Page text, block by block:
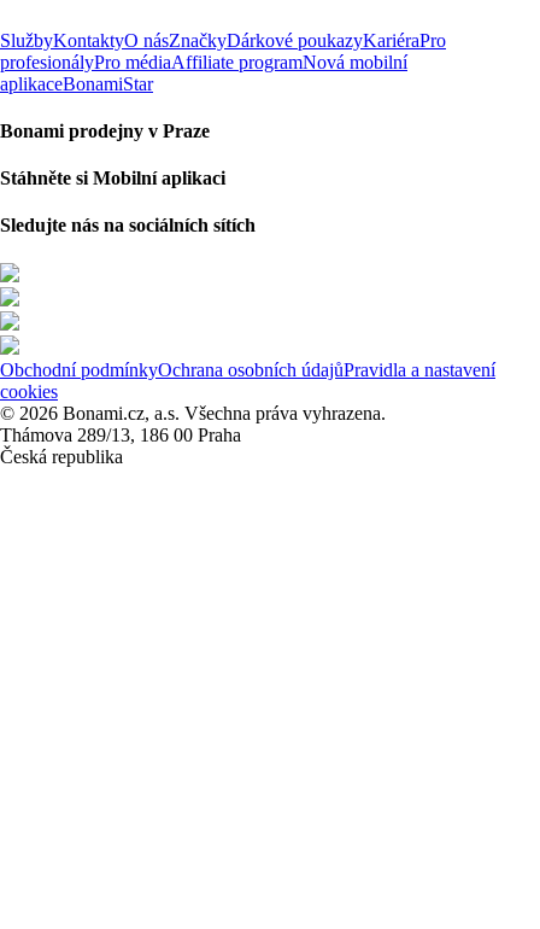
SlužbyKontaktyO násZnačkyDárkové poukazyKariéraPro
profesionályPro médiaAffiliate programNová mobilní
aplikaceBonamiStar
Bonami prodejny v Praze
Stáhněte si Mobilní aplikaci
Sledujte nás na sociálních sítích
Obchodní podmínkyOchrana osobních údajůPravidla a nastavení
cookies
© 2026 Bonami.cz, a.s. Všechna práva vyhrazena.
Thámova 289/13, 186 00 Praha
Česká republika